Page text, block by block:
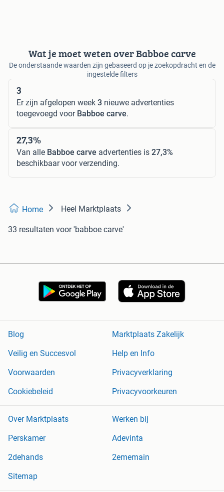
Wat je moet weten over Babboe carve
De onderstaande waarden zijn gebaseerd op je zoekopdracht en de
ingestelde filters
3
Er zijn afgelopen week 3 nieuwe advertenties
toegevoegd voor Babboe carve.
27,3%
Van alle Babboe carve advertenties is 27,3%
beschikbaar voor verzending.
Home Heel Marktplaats
33 resultaten voor 'babboe carve'
Blog
Marktplaats Zakelijk
Veilig en Succesvol
Help en Info
Voorwaarden
Privacyverklaring
Cookiebeleid
Privacyvoorkeuren
Over Marktplaats
Werken bij
Perskamer
Adevinta
2dehands
2ememain
Sitemap